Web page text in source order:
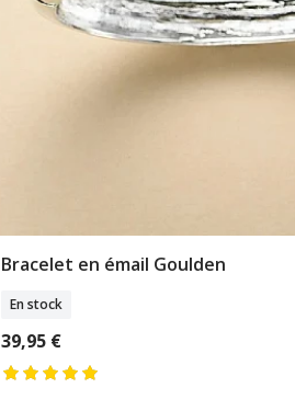
Ajouter Au Panier
Bracelet en émail Goulden
En stock
39,95 €